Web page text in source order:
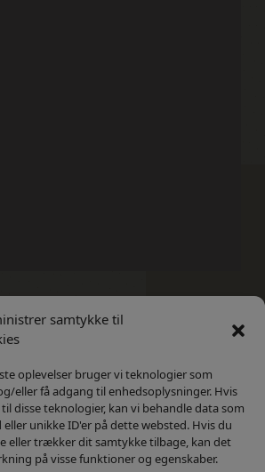
samtykke til
oplevelser bruger vi teknologier som
eller få adgang til enhedsoplysninger. Hvis
disse teknologier, kan vi behandle data som
unikke ID'er på dette websted. Hvis du
eller trækker dit samtykke tilbage, kan det
på visse funktioner og egenskaber.